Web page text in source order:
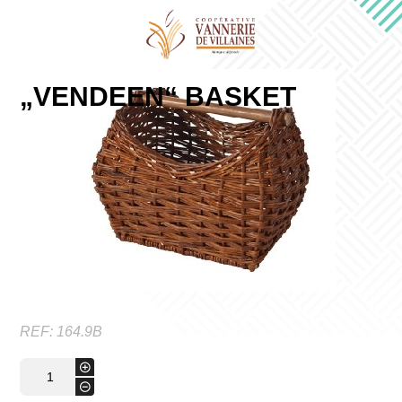
„VENDEEN“ BASKET
REF: 164.9B
-
"VENDEEN"
Basket
+